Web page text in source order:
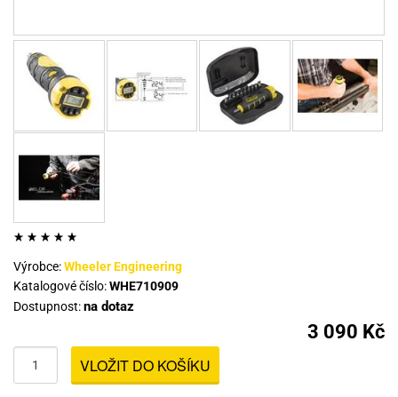
Výrobce:Wheeler Engineering
Katalogové číslo:WHE710909
Dostupnost:na dotaz
3 090 Kč
VLOŽIT DO KOŠÍKU